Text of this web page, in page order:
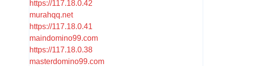
https://117.18.0.42
murahqq.net
https://117.18.0.41
maindomino99.com
https://117.18.0.38
masterdomino99.com